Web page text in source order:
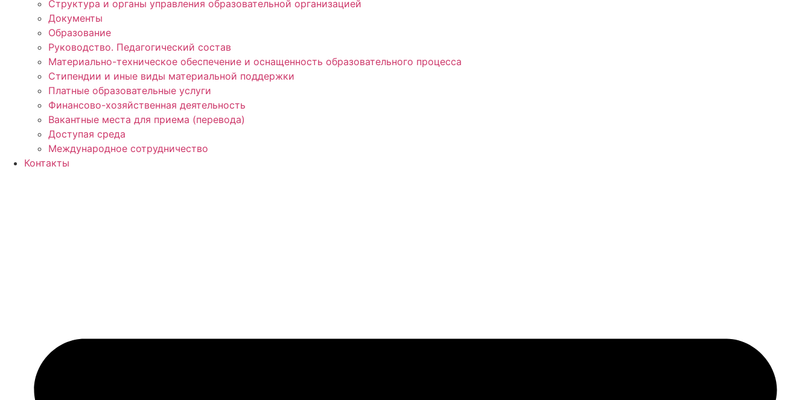
Структура и органы управления образовательной организацией
Документы
Образование
Руководство. Педагогический состав
Материально-техническое обеспечение и оснащенность образовательного процесса
Стипендии и иные виды материальной поддержки
Платные образовательные услуги
Финансово-хозяйственная деятельность
Вакантные места для приема (перевода)
Доступая среда
Международное сотрудничество
Контакты